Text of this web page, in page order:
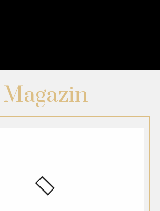
Magazin